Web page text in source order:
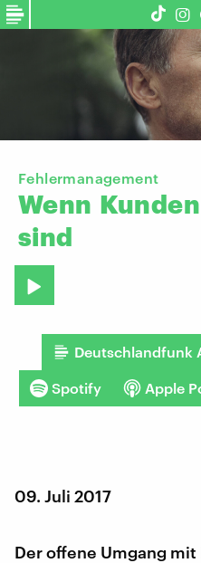
Fehlermanagement
Wenn Kunden
sind
Deutschlandfunk
Spotify Apple
09. Juli 2017
Der offene Umgang